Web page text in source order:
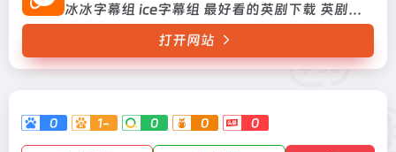
冰冰字幕组 ice字幕组 最好看的英剧下载 英剧排行 最新英剧下载 英剧字幕 英剧在线观看
打开网站
0 1- 0 0 0